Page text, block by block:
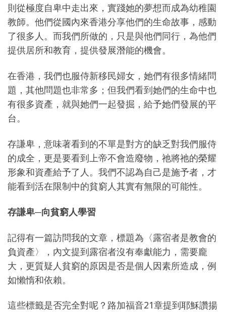
則從極度自卑中走出來，實踐她的夢想而成為幼稚園
教師。他們從國內來香港分享他們的生命故事，感動
了很多人。而我們所做的，只是與他們同行，為他們
提供居所和教育，提供發展潛能的機會。
在香港，我們也服侍新移民婦女，她們有很多情緒問
題，其他問題也非常多；但我們看到她們的生命中也
有很多資產，就與她們一起發掘，給予她們發展的平
台。
存謙卑，意味著看到的不單是對方的缺乏對我們服侍
的成全，更是要看到上帝不會造廢物，祂將祂的榮耀
形象和資產給予了人。我們不認為自己是施予者，才
能看到活在限制中的貧窮人其實有無限的可能性。
存謙卑─向貧窮人學習
記得有一篇訪問我的文章，標題為〈露宿者是教會的
負資產〉，內文提到露宿者沒有奉獻能力，需要龐
大，更質疑人貧窮的原因是否是個人因素所造成，例
如懶惰和依賴。
這些標籤是否完全對呢？路加福音21章提到耶穌讚揚